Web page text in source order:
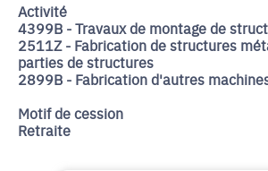
Activité
4399B - Travaux de montage de
2511Z - Fabrication de structures
parties de structures
2899B - Fabrication d'autres
Motif de cession
Retraite